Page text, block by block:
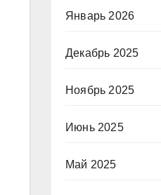
Январь 2026
Декабрь 2025
Ноябрь 2025
Июнь 2025
Май 2025